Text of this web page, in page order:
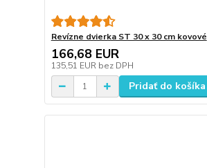
Revízne dvierka ST 30 x 30 cm kovové
166,68 EUR
135,51 EUR bez DPH
Pridať do košíka